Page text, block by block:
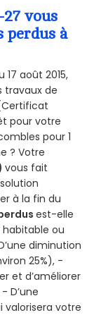
vous
perdus à
août 2015,
travaux de
pour votre
pour 1
? Votre
vous fait
à la fin du
est-elle
habitable ou
diminution
25%), -
et d’améliorer
D’une
votre